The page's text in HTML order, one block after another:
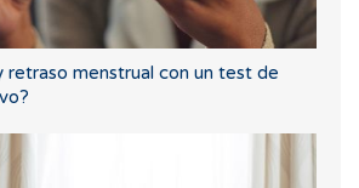
retraso menstrual con un test de